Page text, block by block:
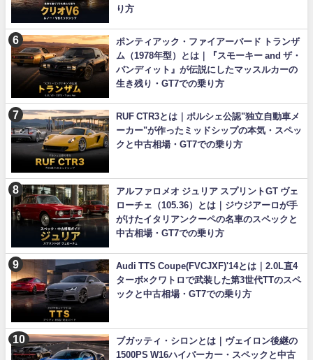
り方
ポンティアック・ファイアーバード トランザ
ム（1978年型）とは｜『スモーキー and ザ・
バンディット』が伝説にしたマッスルカーの
生き残り・GT7での乗り方
RUF CTR3とは｜ポルシェ公認"独立自動車メ
ーカー"が作ったミッドシップの本気・スペッ
クと中古相場・GT7での乗り方
アルファロメオ ジュリア スプリントGT ヴェ
ローチェ（105.36）とは｜ジウジアーロが手
がけたイタリアンクーペの名車のスペックと
中古相場・GT7での乗り方
Audi TTS Coupe(FVCJXF)'14とは｜2.0L直4
ターボ×クワトロで武装した第3世代TTのスペ
ックと中古相場・GT7での乗り方
ブガッティ・シロンとは｜ヴェイロン後継の
1500PS W16ハイパーカー・スペックと中古